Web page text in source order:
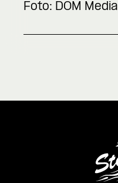
Foto: DOM Media